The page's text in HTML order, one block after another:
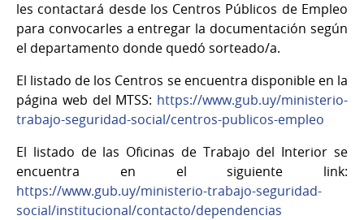
les contactará desde los Centros Públicos de Empleo
para convocarles a entregar la documentación según
el departamento donde quedó sorteado/a.
El listado de los Centros se encuentra disponible en la
página web del MTSS: https://www.gub.uy/ministerio-
trabajo-seguridad-social/centros-publicos-empleo
El listado de las Oficinas de Trabajo del Interior se
encuentra en el siguiente link:
https://www.gub.uy/ministerio-trabajo-seguridad-
social/institucional/contacto/dependencias